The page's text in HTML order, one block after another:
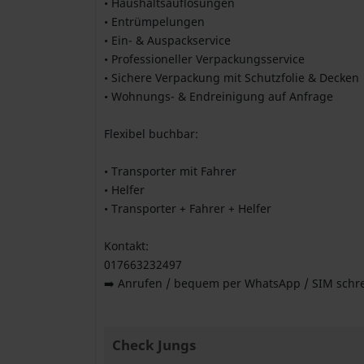
• Entrümpelungen
• Ein- & Auspackservice
• Professioneller Verpackungsservice
• Sichere Verpackung mit Schutzfolie & Decken
• Wohnungs- & Endreinigung auf Anfrage
Flexibel buchbar:
• Transporter mit Fahrer
• Helfer
• Transporter + Fahrer + Helfer
Kontakt:
017663232497
➡️ Anrufen / bequem per WhatsApp / SIM
Check Jungs